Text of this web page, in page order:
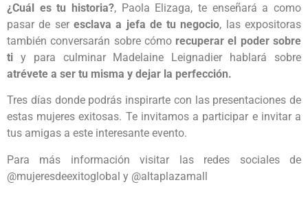
¿Cuál es tu historia?, Paola Elizaga, te enseñará a como
pasar de ser esclava a jefa de tu negocio, las expositoras
también conversarán sobre cómo recuperar el poder sobre
ti y para culminar Madelaine Leignadier hablará sobre
atrévete a ser tu misma y dejar la perfección.
Tres días donde podrás inspirarte con las presentaciones de
estas mujeres exitosas. Te invitamos a participar e invitar a
tus amigas a este interesante evento.
Para más información visitar las redes sociales de
@mujeresdeexitoglobal y @altaplazamall